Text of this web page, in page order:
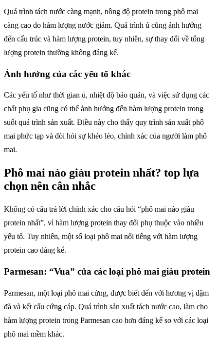
Quá trình tách nước càng mạnh, nồng độ protein trong phô mai
càng cao do hàm lượng nước giảm. Quá trình ủ cũng ảnh hưởng
đến cấu trúc và hàm lượng protein, tuy nhiên, sự thay đổi về tổng
lượng protein thường không đáng kể.
Ảnh hưởng của các yếu tố khác
Các yếu tố như thời gian ủ, nhiệt độ bảo quản, và việc sử dụng các
chất phụ gia cũng có thể ảnh hưởng đến hàm lượng protein trong
suốt quá trình sản xuất. Điều này cho thấy quy trình sản xuất phô
mai phức tạp và đòi hỏi sự khéo léo, chính xác của người làm phô
mai.
Phô mai nào giàu protein nhất? top lựa
chọn nên cân nhắc
Không có câu trả lời chính xác cho câu hỏi “phô mai nào giàu
protein nhất”, vì hàm lượng protein thay đổi phụ thuộc vào nhiều
yếu tố. Tuy nhiên, một số loại phô mai nổi tiếng với hàm lượng
protein cao đáng kể.
Parmesan: “Vua” của các loại phô mai giàu protein
Parmesan, một loại phô mai cứng, được biết đến với hương vị đậm
đà và kết cấu cứng cáp. Quá trình sản xuất tách nước cao, làm cho
hàm lượng protein trong Parmesan cao hơn đáng kể so với các loại
phô mai mềm khác.